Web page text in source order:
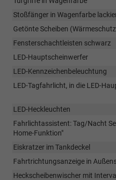
Stoßfänger in Wagenfarbe
Getönte Scheiben
Fensterschachtleisten schwarz
LED-Hauptscheinwerfer
LED-Kennzeichenbeleuchtung
LED-Tagfahrlicht, in die LED-
LED-Heckleuchten
Fahrlichtassistent: Tag/Nacht
Home-Funktion"
Eiskratzer im Tankdeckel
Fahrtrichtungsanzeige in
Heckscheibenwischer mit